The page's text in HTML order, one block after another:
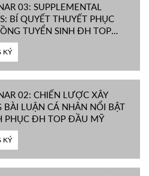
03: SUPPLEMENTAL
BÍ QUYẾT THUYẾT PHỤC
TUYỂN SINH ĐH TOP
KÝ
02: CHIẾN LƯỢC XÂY
BÀI LUẬN CÁ NHÂN NỔI BẬT
PHỤC ĐH TOP ĐẦU MỸ
KÝ